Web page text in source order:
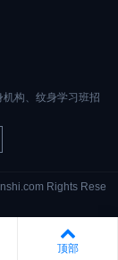
构、纹身学习班招
Rights Rese
顶部